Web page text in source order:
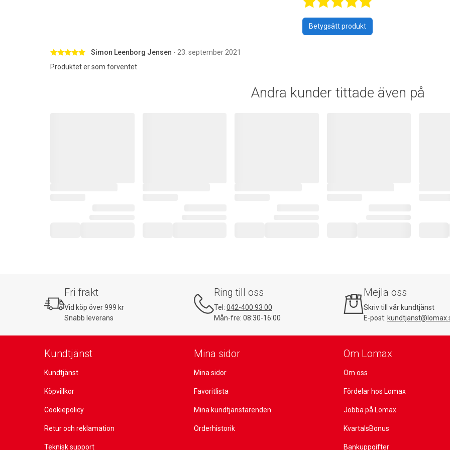
Betygsätt produkt
Betygsatt 5 av 5 stjärnor
Simon Leenborg Jensen - 23. september 2021
Produktet er som forventet
Andra kunder tittade även på
Fri frakt
Vid köp över 999 kr
Snabb leverans
Ring till oss
Tel: 042-400 93 00
Mån-fre: 08:30-16:00
Mejla oss
Skriv till vår kundtjänst
E-post:
Kundtjänst
Kundtjänst
Köpvillkor
Cookiepolicy
Retur och reklamation
Teknisk support
Mina sidor
Mina sidor
Favoritlista
Mina kundtjänstärenden
Orderhistorik
Om Lomax
Om oss
Fördelar hos Lomax
Jobba på Lomax
KvartalsBonus
Bankuppgifter